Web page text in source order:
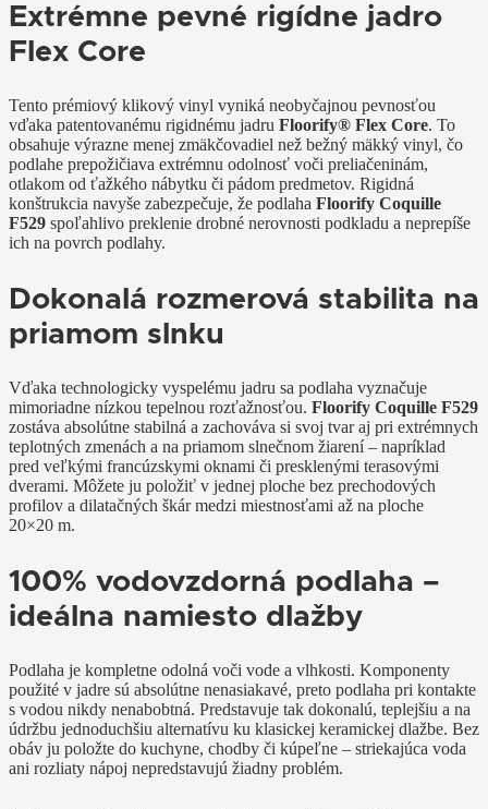
Extrémne pevné rigídne jadro
Flex Core
Tento prémiový klikový vinyl vyniká neobyčajnou pevnosťou
vďaka patentovanému rigidnému jadru Floorify® Flex Core. To
obsahuje výrazne menej zmäkčovadiel než bežný mäkký vinyl, čo
podlahe prepožičiava extrémnu odolnosť voči preliačeninám,
otlakom od ťažkého nábytku či pádom predmetov. Rigidná
konštrukcia navyše zabezpečuje, že podlaha Floorify Coquille
F529 spoľahlivo preklenie drobné nerovnosti podkladu a neprepíše
ich na povrch podlahy.
Dokonalá rozmerová stabilita na
priamom slnku
Vďaka technologicky vyspelému jadru sa podlaha vyznačuje
mimoriadne nízkou tepelnou rozťažnosťou. Floorify Coquille F529
zostáva absolútne stabilná a zachováva si svoj tvar aj pri extrémnych
teplotných zmenách a na priamom slnečnom žiarení – napríklad
pred veľkými francúzskymi oknami či presklenými terasovými
dverami. Môžete ju položiť v jednej ploche bez prechodových
profilov a dilatačných škár medzi miestnosťami až na ploche
20×20 m.
100% vodovzdorná podlaha –
ideálna namiesto dlažby
Podlaha je kompletne odolná voči vode a vlhkosti. Komponenty
použité v jadre sú absolútne nenasiakavé, preto podlaha pri kontakte
s vodou nikdy nenabobtná. Predstavuje tak dokonalú, teplejšiu a na
údržbu jednoduchšiu alternatívu ku klasickej keramickej dlažbe. Bez
obáv ju položte do kuchyne, chodby či kúpeľne – striekajúca voda
ani rozliaty nápoj nepredstavujú žiadny problém.